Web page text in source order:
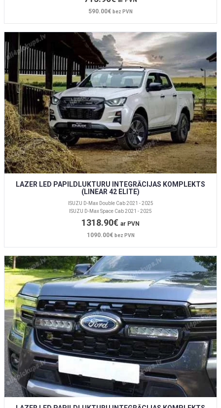
590.00€ bez PVN
LAZER LED PAPILDLUKTURU INTEGRĀCIJAS KOMPLEKTS
(LINEAR 42 ELITE)
ISUZU D-Max Double Cab 2021 - 2025
ISUZU D-Max Space Cab 2021 - 2025
1318.90€ ar PVN
1090.00€ bez PVN